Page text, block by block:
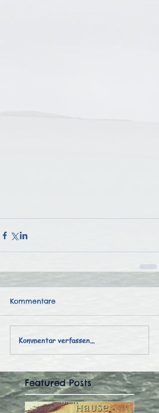
Kommentare
Kommentar verfassen...
Featured Posts